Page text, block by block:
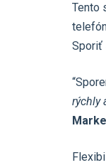
Tento
Sporiť
rýchly